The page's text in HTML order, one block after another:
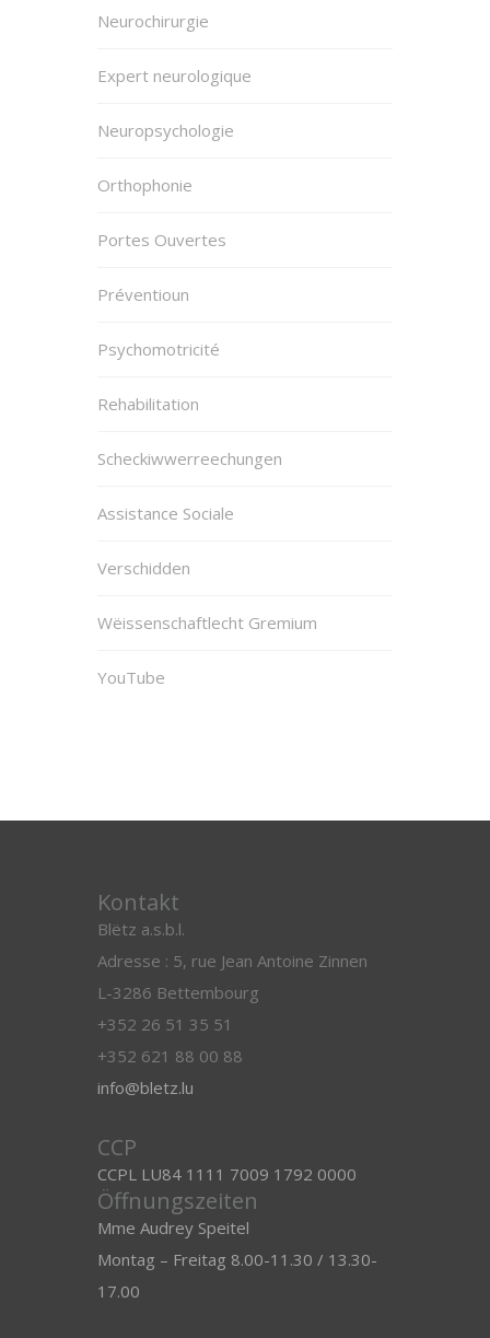
Neurochirurgie
Expert neurologique
Neuropsychologie
Orthophonie
Portes Ouvertes
Préventioun
Psychomotricité
Rehabilitation
Scheckiwwerreechungen
Assistance Sociale
Verschidden
Wëissenschaftlecht Gremium
YouTube
Kontakt
Blëtz a.s.b.l.
Adresse : 5, rue Jean Antoine Zinnen
L-3286 Bettembourg
+352 26 51 35 51
+352 621 88 00 88
info@bletz.lu
CCP
CCPL LU84 1111 7009 1792 0000
Öffnungszeiten
Mme Audrey Speitel
Montag – Freitag 8.00-11.30 / 13.30-
17.00